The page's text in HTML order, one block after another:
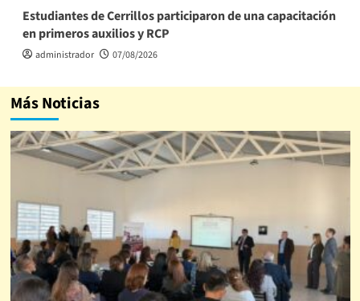
Estudiantes de Cerrillos participaron de una capacitación
en primeros auxilios y RCP
administrador 07/08/2026
Más Noticias